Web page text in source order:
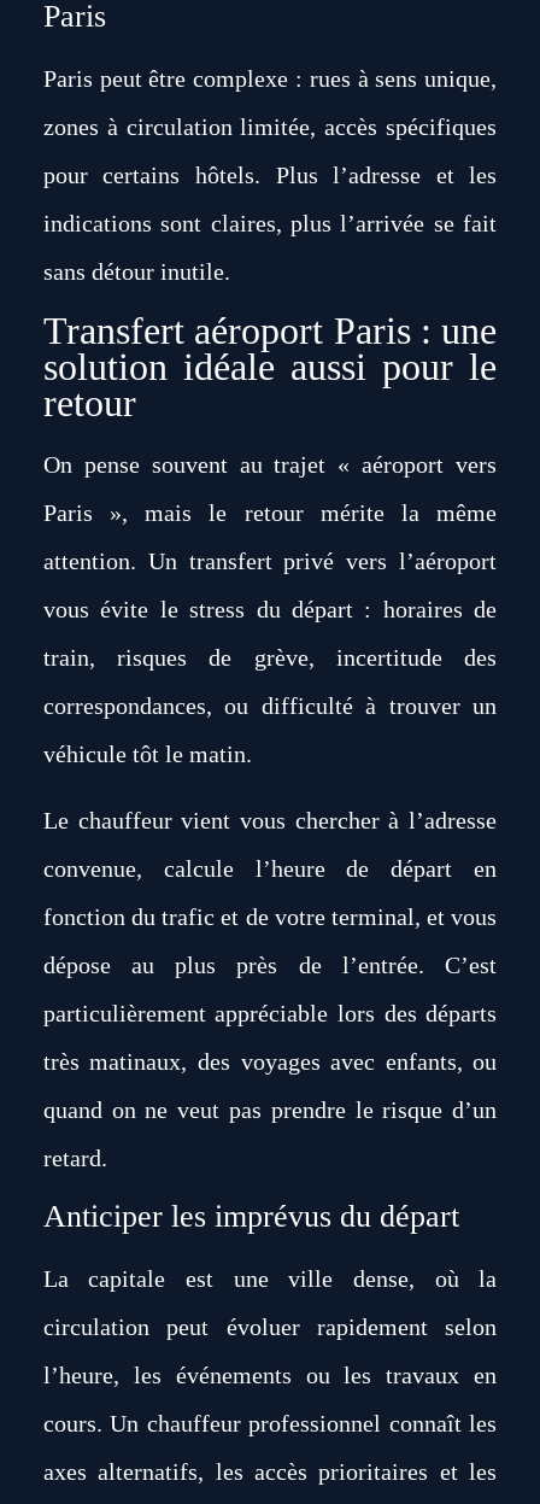
Paris
Paris peut être complexe : rues à sens unique,
zones à circulation limitée, accès spécifiques
pour certains hôtels. Plus l’adresse et les
indications sont claires, plus l’arrivée se fait
sans détour inutile.
Transfert aéroport Paris : une
solution idéale aussi pour le
retour
On pense souvent au trajet « aéroport vers
Paris », mais le retour mérite la même
attention. Un transfert privé vers l’aéroport
vous évite le stress du départ : horaires de
train, risques de grève, incertitude des
correspondances, ou difficulté à trouver un
véhicule tôt le matin.
Le chauffeur vient vous chercher à l’adresse
convenue, calcule l’heure de départ en
fonction du trafic et de votre terminal, et vous
dépose au plus près de l’entrée. C’est
particulièrement appréciable lors des départs
très matinaux, des voyages avec enfants, ou
quand on ne veut pas prendre le risque d’un
retard.
Anticiper les imprévus du départ
La capitale est une ville dense, où la
circulation peut évoluer rapidement selon
l’heure, les événements ou les travaux en
cours. Un chauffeur professionnel connaît les
axes alternatifs, les accès prioritaires et les